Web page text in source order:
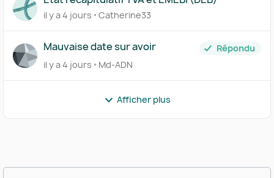
il y a 4 jours Catherine33
Mauvaise date sur avoir
Répondu
il y a 4 jours
Md-ADN
Afficher plus